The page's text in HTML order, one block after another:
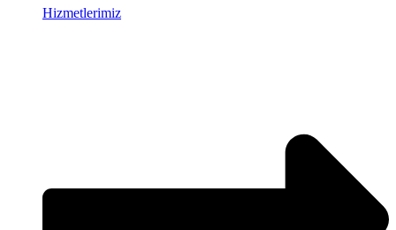
Hizmetlerimiz